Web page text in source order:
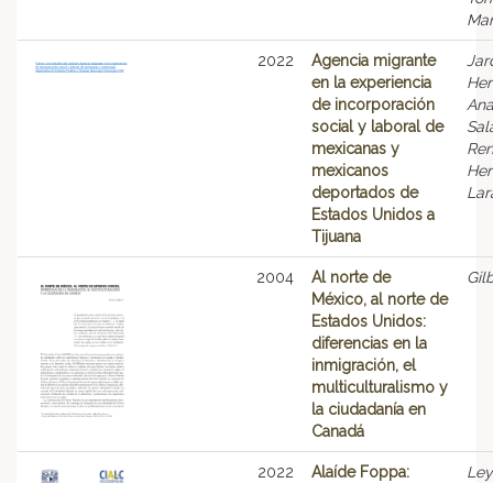
2022
Agencia migrante
en la experiencia
de incorporación
social y laboral de
mexicanas y
mexicanos
deportados de
Estados Unidos a
Tijuana
2004
Al norte de
México, al norte de
Estados Unidos:
diferencias en la
inmigración, el
multiculturalismo y
la ciudadanía en
Canadá
2022
Alaíde Foppa: